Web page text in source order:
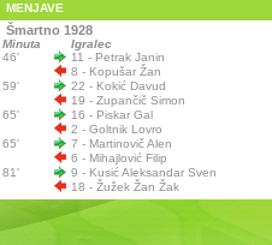
MENJAVE
Šmartno 1928
Minuta
Igralec
46'
11 - Petrak Janin
8 - Kopušar Žan
59'
22 - Kokić Davud
19 - Zupančič Simon
65'
16 - Piskar Gal
2 - Goltnik Lovro
65'
7 - Martinovič Alen
6 - Mihajlović Filip
81'
9 - Kusić Aleksandar Sven
18 - Žužek Žan Žak